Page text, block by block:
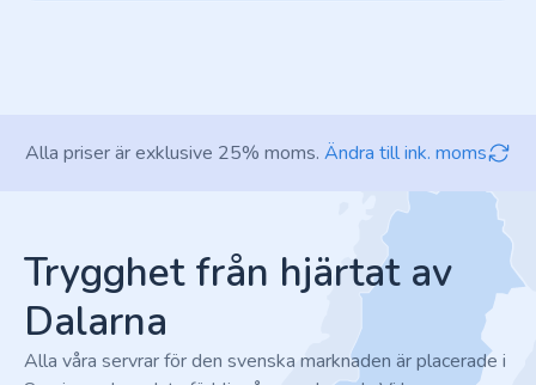
Alla priser är exklusive 25% moms. Ändra till ink. moms
Trygghet från hjärtat av
Dalarna
Alla våra servrar för den svenska marknaden är placerade i